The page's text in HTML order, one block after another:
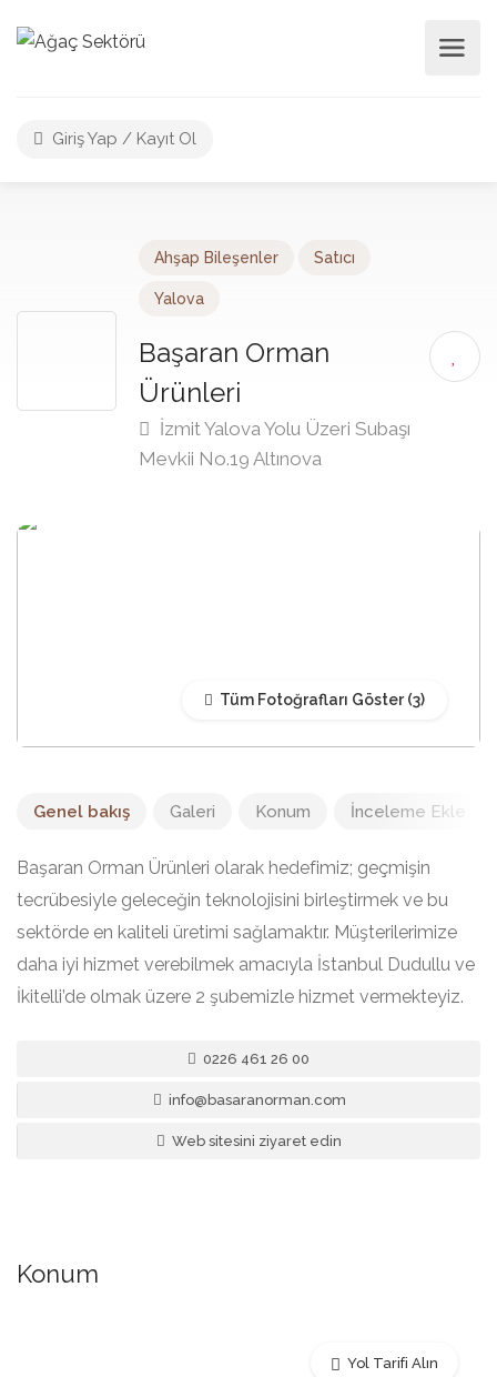
Giriş Yap / Kayıt Ol
Ahşap Bileşenler Satıcı
Yalova
Başaran Orman
Ürünleri
İzmit Yalova Yolu Üzeri Subaşı
Mevkii No.19 Altınova
Tüm Fotoğrafları Göster
Genel bakış Galeri Konum İnceleme Ekle
Başaran Orman Ürünleri olarak hedefimiz; geçmişin
tecrübesiyle geleceğin teknolojisini birleştirmek ve bu
sektörde en kaliteli üretimi sağlamaktır. Müşterilerimize
daha iyi hizmet verebilmek amacıyla İstanbul Dudullu ve
İkitelli’de olmak üzere 2 şubemizle hizmet vermekteyiz.
0226 461 26 00
info@basaranorman.com
Web sitesini ziyaret edin
Konum
Yol Tarifi Alın